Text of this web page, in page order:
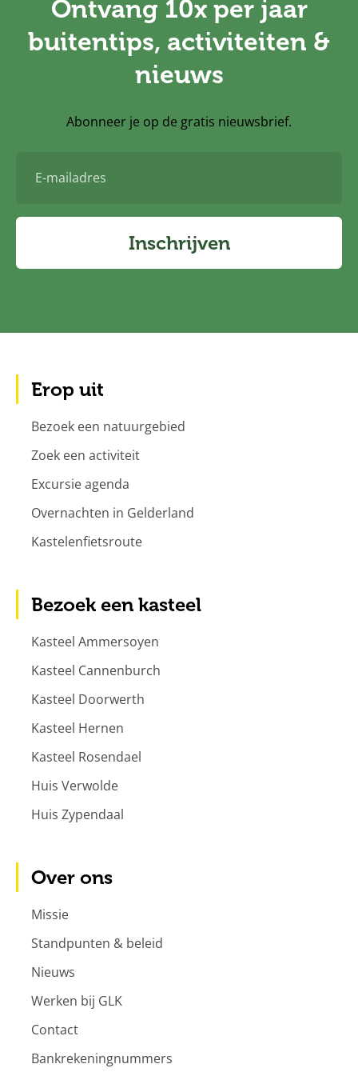
Ontvang 10x per jaar
buitentips, activiteiten &
nieuws
Abonneer je op de gratis nieuwsbrief.
mailadres
Inschrijven
Erop uit
Bezoek een natuurgebied
Zoek een activiteit
Excursie agenda
Overnachten in Gelderland
Kastelenfietsroute
Bezoek een kasteel
Kasteel Ammersoyen
Kasteel Cannenburch
Kasteel Doorwerth
Kasteel Hernen
Kasteel Rosendael
Huis Verwolde
Huis Zypendaal
Over ons
Missie
Standpunten & beleid
Nieuws
Werken bij GLK
Contact
Bankrekeningnummers